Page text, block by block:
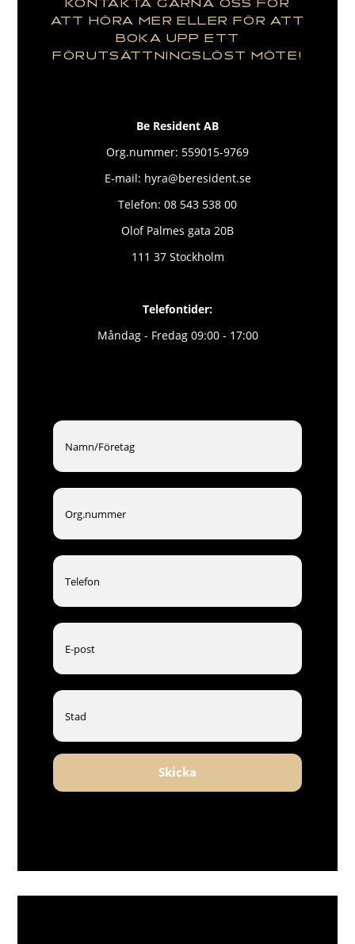
KONTAKTA GÄRNA OSS FÖR
ATT HÖRA MER ELLER FÖR ATT
BOKA UPP ETT
FÖRUTSÄTTNINGSLÖST MÖTE!
Be Resident AB
Org.nummer: 559015-9769
E-mail: hyra@beresident.se
Telefon: 08 543 538 00
Olof Palmes gata 20B
111 37 Stockholm
Telefontider:
Måndag - Fredag 09:00 - 17:00
Skicka